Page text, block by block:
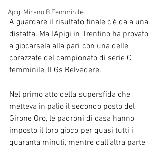
Apigi Mirano B Femminile
A guardare il risultato finale c’è da a una
disfatta. Ma l’Apigi in Trentino ha provato
a giocarsela alla pari con una delle
corazzate del campionato di serie C
femminile, Il Gs Belvedere.
Nel primo atto della supersfida che
metteva in palio il secondo posto del
Girone Oro, le padroni di casa hanno
imposto il loro gioco per quasi tutti i
quaranta minuti, mentre dall’altra parte